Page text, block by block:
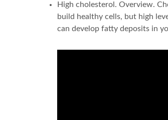
High cholesterol. Overview.
build healthy cells, but high
can develop fatty deposits in